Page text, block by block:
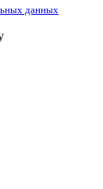
данных